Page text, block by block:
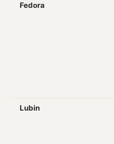
Fedora
Lubin